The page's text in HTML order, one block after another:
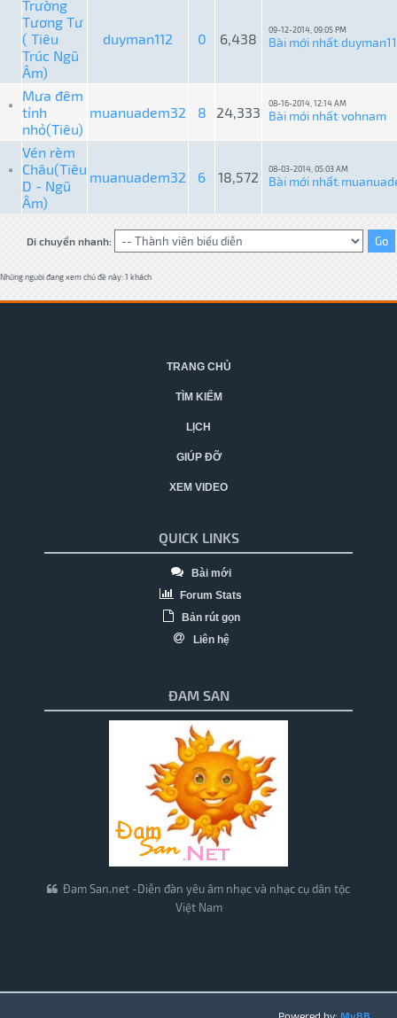
Trường
Tương Tư
( Tiêu
Trúc Ngũ
Âm)
duyman112 0 6,438
09-12-2014, 09:05 PM
Bài mới nhất:
Mưa đêm
tỉnh
nhỏ(Tiêu)
muanuadem32 8 24,333
08-16-2014, 12:14 AM
Bài mới nhất:vohnam
Vén rèm
Châu(Tiêu
D - Ngũ
Âm)
muanuadem32 6 18,572 08-03-2014, 05:03 AM
Bài mới nhất:
Di chuyển nhanh:
Những người đang xem chủ đề này: 1 khách
TRANG CHỦ
TÌM KIẾM
LỊCH
GIÚP ĐỠ
XEM VIDEO
QUICK LINKS
Bài mới
Forum Stats
Bản rút gọn
Liên hệ
ĐAM SAN
Đam San.net -Diễn đàn yêu âm nhạc và nhạc cụ dân tộc
Việt Nam